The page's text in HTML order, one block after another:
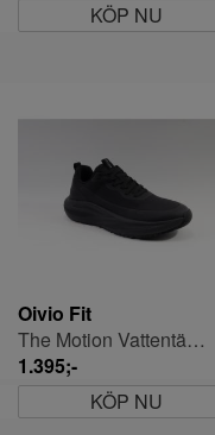
KÖP NU
Oivio Fit
The Motion Vattentäta Fritidsskor Herr
1.395;-
KÖP NU